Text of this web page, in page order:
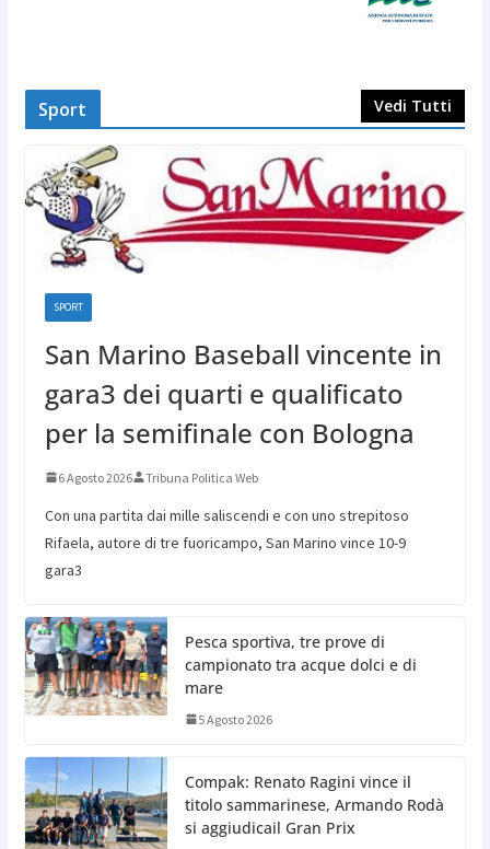
Sport Vedi Tutti
SPORT
San Marino Baseball vincente in
gara3 dei quarti e qualificato
per la semifinale con Bologna
6 Agosto 2026 Tribuna Politica Web
Con una partita dai mille saliscendi e con uno strepitoso
Rifaela, autore di tre fuoricampo, San Marino vince 10-9
gara3
Pesca sportiva, tre prove di
campionato tra acque dolci e di
mare
5 Agosto 2026
Compak: Renato Ragini vince il
titolo sammarinese, Armando Rodà
si aggiudicail Gran Prix